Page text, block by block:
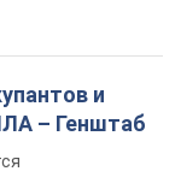
и
– Генштаб